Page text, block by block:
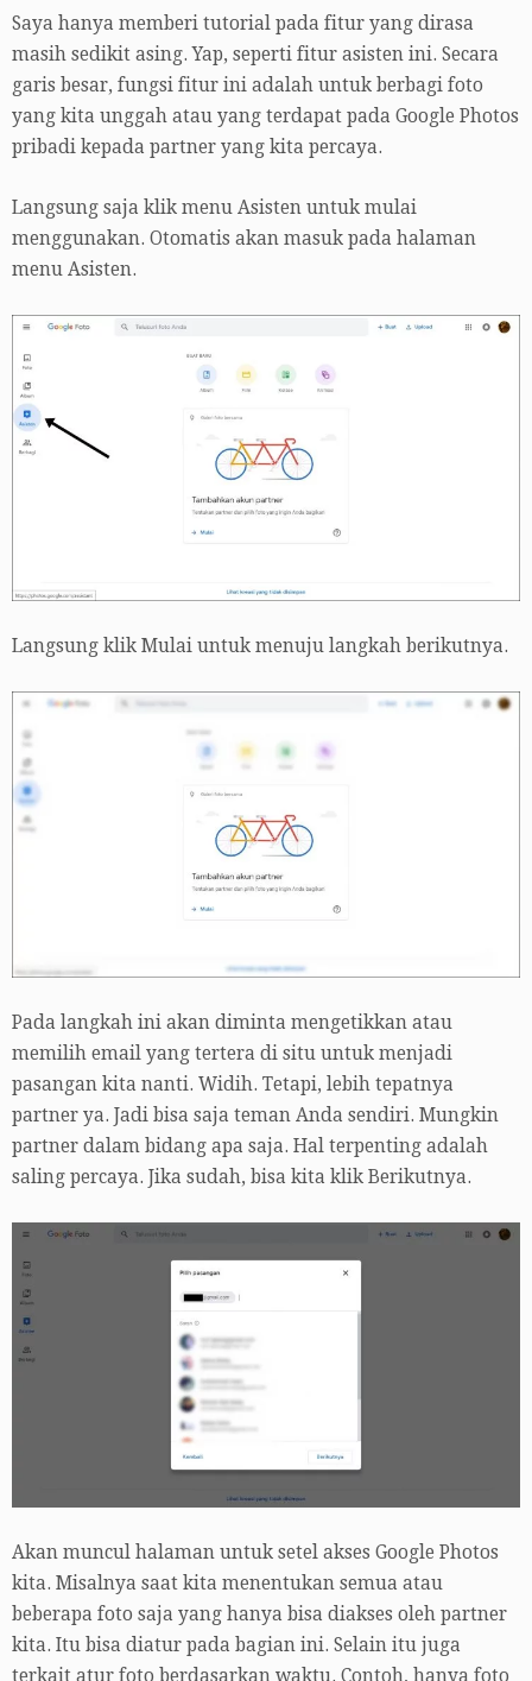
Saya hanya memberi tutorial pada fitur yang dirasa
masih sedikit asing. Yap, seperti fitur asisten ini. Secara
garis besar, fungsi fitur ini adalah untuk berbagi foto
yang kita unggah atau yang terdapat pada Google Photos
pribadi kepada partner yang kita percaya.
Langsung saja klik menu Asisten untuk mulai
menggunakan. Otomatis akan masuk pada halaman
menu Asisten.
Langsung klik Mulai untuk menuju langkah berikutnya.
Pada langkah ini akan diminta mengetikkan atau
memilih email yang tertera di situ untuk menjadi
pasangan kita nanti. Widih. Tetapi, lebih tepatnya
partner ya. Jadi bisa saja teman Anda sendiri. Mungkin
partner dalam bidang apa saja. Hal terpenting adalah
saling percaya. Jika sudah, bisa kita klik Berikutnya.
Akan muncul halaman untuk setel akses Google Photos
kita. Misalnya saat kita menentukan semua atau
beberapa foto saja yang hanya bisa diakses oleh partner
kita. Itu bisa diatur pada bagian ini. Selain itu juga
terkait atur foto berdasarkan waktu. Contoh, hanya foto